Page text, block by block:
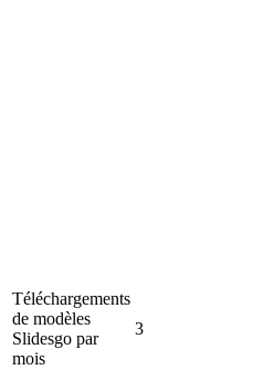
Téléchargements
de modèles
Slidesgo par
mois
3